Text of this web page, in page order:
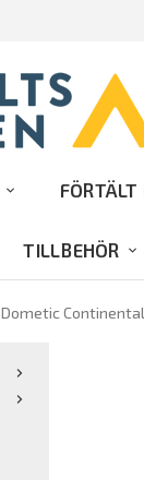
FÖRTÄLT
TILLBEHÖR
Dometic